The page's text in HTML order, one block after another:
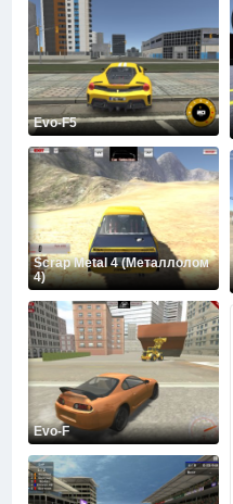
Evo-F5
Scrap Metal 4 (Металлолом
4)
Evo-F